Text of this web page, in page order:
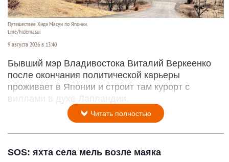
Путешествие Хидэ Масуи по Японии.
t.me/hidemasui
9 августа 2026 в 13:40
Бывший мэр Владивостока Виталий Веркеенко
после окончания политической карьеры
проживает в Японии и строит там курорт с
виллами в духе Лапландии.
Читать полностью
SOS: яхта села мель возле маяка